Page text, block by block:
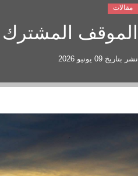
الموقف المشترك
نشر بتاريخ 09 يونيو 2026
مقالات